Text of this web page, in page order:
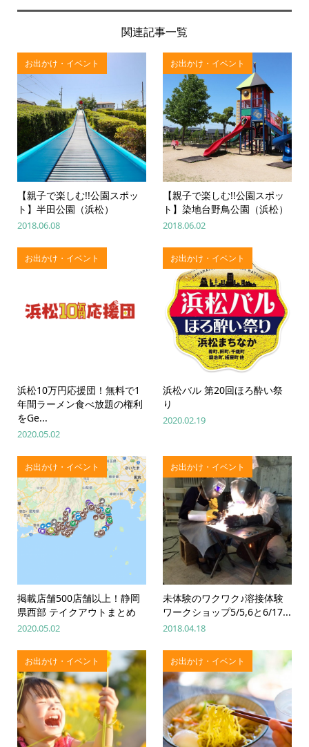
関連記事一覧
お出かけ・イベント
【親子で楽しむ!!公園スポッ
ト】半田公園（浜松）
2018.06.08
お出かけ・イベント
【親子で楽しむ!!公園スポッ
ト】染地台野鳥公園（浜松）
2018.06.02
お出かけ・イベント
浜松10万円応援団！無料で1
年間ラーメン食べ放題の権利
をGe...
2020.05.02
お出かけ・イベント
浜松バル 第20回ほろ酔い祭
り
2020.02.19
お出かけ・イベント
掲載店舗500店舗以上！静岡
県西部 テイクアウトまとめ
2020.05.02
お出かけ・イベント
未体験のワクワク♪溶接体験
ワークショップ5/5,6と6/17...
2018.04.18
お出かけ・イベント お出かけ・イベント